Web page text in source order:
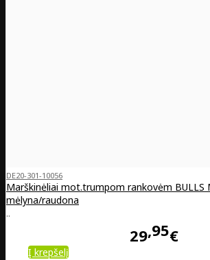
DE20-301-10056
Marškinėliai mot.trumpom rankovėm BULLS
mėlyna/raudona
..
29 95€
Į krepšelį